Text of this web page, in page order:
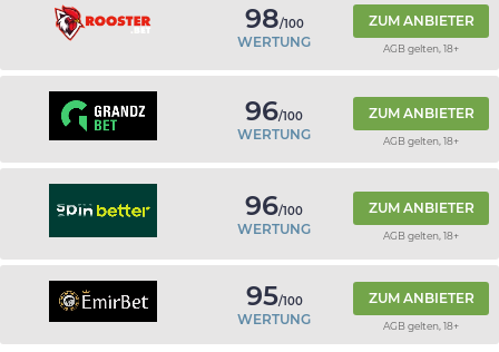
98/100
WERTUNG
ZUM ANBIETER
AGB gelten, 18+
96/100
WERTUNG
ZUM ANBIETER
AGB gelten, 18+
96/100
WERTUNG
ZUM ANBIETER
AGB gelten, 18+
95/100
WERTUNG
ZUM ANBIETER
AGB gelten, 18+